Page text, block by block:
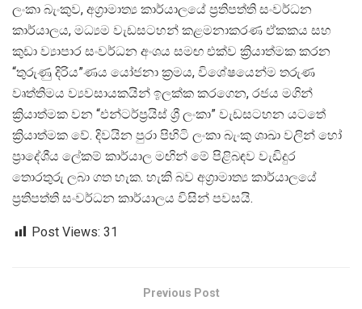
ලංකා බැංකුව, අග්‍රාමාත්‍ය කාර්යාලයේ ප්‍රතිපත්ති සංවර්ධන
කාර්යාලය, මධ්‍යම වැඩසටහන් කළමනාකරණ ඒකකය සහ
කුඩා ව්‍යාපාර සංවර්ධන අංශය සමඟ එක්ව ක්‍රියාත්මක කරන
“තුරුණු දිරිය”ණය යෝජනා ක්‍රමය, විශේෂයෙන්ම තරුණ
වෘත්තිමය ව්‍යවසායකයින් ඉලක්ක කරගෙන, රජය මගින්
ක්‍රියාත්මක වන “එන්ටර්ප්‍රයිස් ශ්‍රී ලංකා” වැඩසටහන යටතේ
ක්‍රියාත්මක වේ. දිවයින පුරා පිහිටි ලංකා බැංකු ශාඛා වලින් හෝ
ප්‍රාදේශීය ලේකම් කාර්යාල මඟින් මේ පිළිබඳව වැඩිදුර
තොරතුරු ලබා ගත හැක. හැකි බව අග්‍රාමාත්‍ය කාර්යාලයේ
ප්‍රතිපත්ති සංවර්ධන කාර්යාලය විසින් පවසයි.
Post Views: 31
Previous Post